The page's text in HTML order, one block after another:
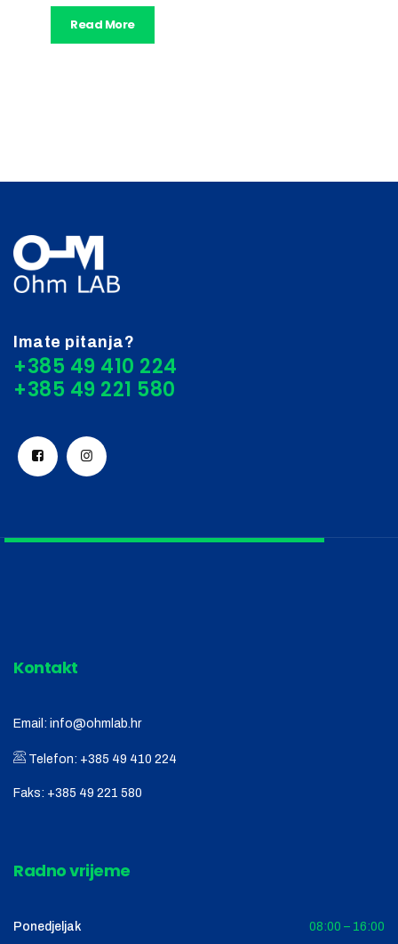
Read More
Imate pitanja?
+385 49 410 224
Kontakt
Email: info@ohmlab.hr
Telefon: +385 49 410 224
Faks: +385 49 221 580
Radno vrijeme
Ponedjeljak 08:00 – 16:00